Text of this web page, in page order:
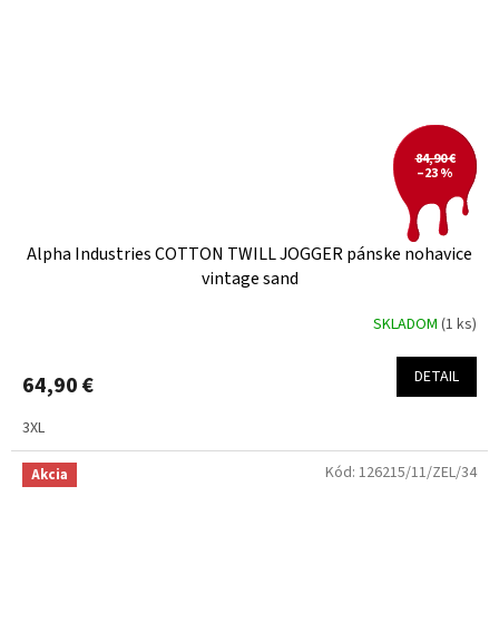
84,90 €
–23 %
Alpha Industries COTTON TWILL JOGGER pánske nohavice
vintage sand
SKLADOM (1 ks)
64,90 € DETAIL
3XL
Akcia Kód: 126215/11/ZEL/34